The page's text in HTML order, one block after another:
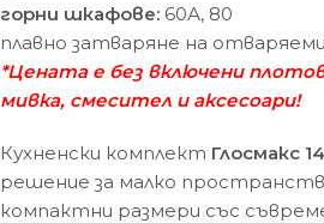
горни шкафове: 60А, 80
плавно затваряне на
*Цената е без включени
мивка, смесител и аксесоари!
Кухненски комплект Глосмакс
решение за малко
компактни размери със